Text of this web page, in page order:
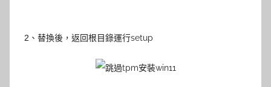
2 、 替換後，返回根目錄運行setup